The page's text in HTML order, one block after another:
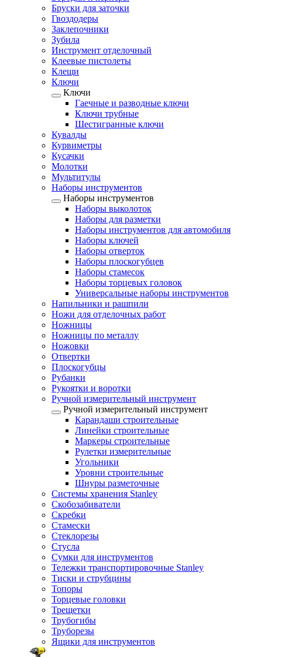
Бруски для заточки
Гвоздодеры
Заклепочники
Зубила
Инструмент отделочный
Клеевые пистолеты
Клещи
Ключи
Ключи
Гаечные и разводные ключи
Ключи трубные
Шестигранные ключи
Кувалды
Курвиметры
Кусачки
Молотки
Мультитулы
Наборы инструментов
Наборы инструментов
Наборы выколоток
Наборы для разметки
Наборы инструментов для автомобиля
Наборы ключей
Наборы отверток
Наборы плоскогубцев
Наборы стамесок
Наборы торцевых головок
Универсальные наборы инструментов
Напильники и рашпили
Ножи для отделочных работ
Ножницы
Ножницы по металлу
Ножовки
Отвертки
Плоскогубцы
Рубанки
Рукоятки и воротки
Ручной измерительный инструмент
Ручной измерительный инструмент
Карандаши строительные
Линейки строительные
Маркеры строительные
Рулетки измерительные
Угольники
Уровни строительные
Шнуры разметочные
Системы хранения Stanley
Скобозабиватели
Скребки
Стамески
Стеклорезы
Стусла
Сумки для инструментов
Тележки транспортировочные Stanley
Тиски и струбцины
Топоры
Торцевые головки
Трещетки
Трубогибы
Труборезы
Ящики для инструментов